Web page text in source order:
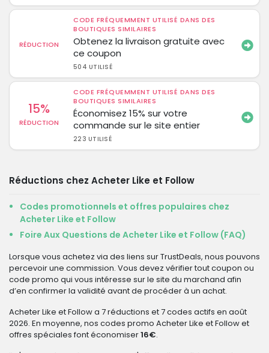
RÉDUCTION
CODE FRÉQUEMMENT UTILISÉ DANS DES
BOUTIQUES SIMILAIRES
Obtenez la livraison gratuite avec
ce coupon
504 UTILISÉ
15%
RÉDUCTION
CODE FRÉQUEMMENT UTILISÉ DANS DES
BOUTIQUES SIMILAIRES
Économisez 15% sur votre
commande sur le site entier
223 UTILISÉ
Réductions chez Acheter Like et Follow
Codes promotionnels et offres populaires chez
Acheter Like et Follow
Foire Aux Questions de Acheter Like et Follow (FAQ)
Lorsque vous achetez via des liens sur TrustDeals, nous pouvons
percevoir une commission. Vous devez vérifier tout coupon ou
code promo qui vous intéresse sur le site du marchand afin
d’en confirmer la validité avant de procéder à un achat.
Acheter Like et Follow a 7 réductions et 7 codes actifs en août
2026. En moyenne, nos codes promo Acheter Like et Follow et
offres spéciales font économiser16€.